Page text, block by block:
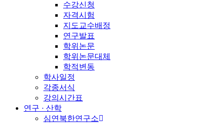
수강신청
자격시험
지도교수배정
연구발표
학위논문
학위논문대체
학적변동
학사일정
각종서식
강의시간표
연구 · 산학
심연북한연구소